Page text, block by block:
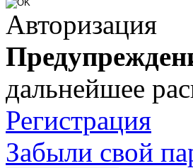
Авторизация
дальнейшее
Регистрация
Забыли свой